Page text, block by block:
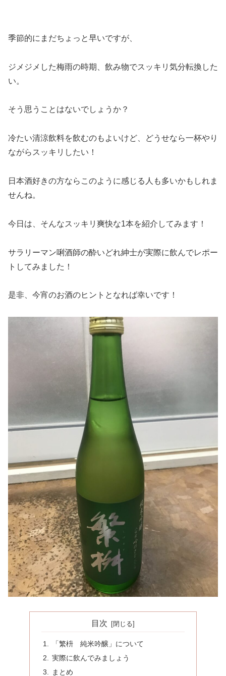
季節的にまだちょっと早いですが、
ジメジメした梅雨の時期、飲み物でスッキリ気分転換した
い。
そう思うことはないでしょうか？
冷たい清涼飲料を飲むのもよいけど、どうせなら一杯やり
ながらスッキリしたい！
日本酒好きの方ならこのように感じる人も多いかもしれま
せんね。
今日は、そんなスッキリ爽快な1本を紹介してみます！
サラリーマン唎酒師の酔いどれ紳士が実際に飲んでレポー
トしてみました！
是非、今宵のお酒のヒントとなれば幸いです！
目次
「繁枡 純米吟醸」について
実際に飲んでみましょう
まとめ